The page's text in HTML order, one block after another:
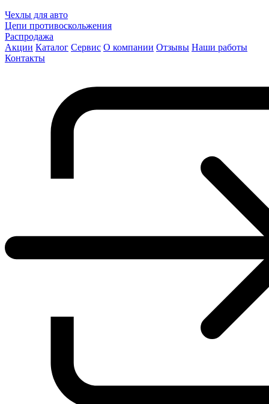
Чехлы для авто
Цепи противоскольжения
Распродажа
Акции Каталог Сервис О компании Отзывы Наши работы
Контакты